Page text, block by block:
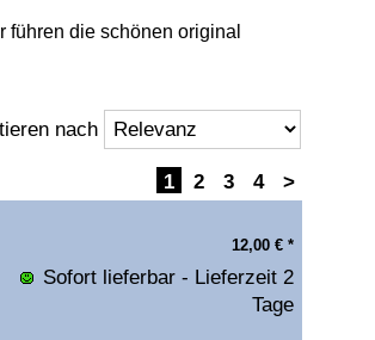
die schönen original
nach
1 2 3 4 >
12,00 € *
Sofort lieferbar - Lieferzeit 2
Tage